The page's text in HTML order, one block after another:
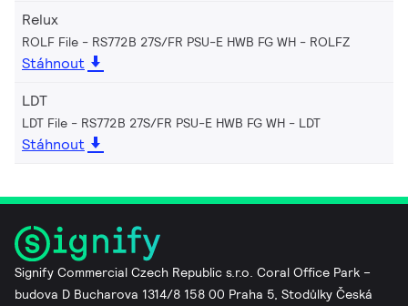
Relux
ROLF File - RS772B 27S/FR PSU-E HWB FG WH ROLFZ
Stáhnout
LDT
LDT File - RS772B 27S/FR PSU-E HWB FG WH LDT
Stáhnout
Signify Commercial Czech Republic s.r.o. Coral Office Park –
budova D Bucharova 1314/8 158 00 Praha 5, Stodůlky Česká